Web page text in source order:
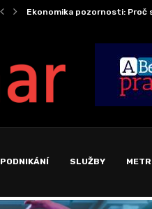
Ekonomika pozornosti: Proč
PODNIKÁNÍ SLUŽBY